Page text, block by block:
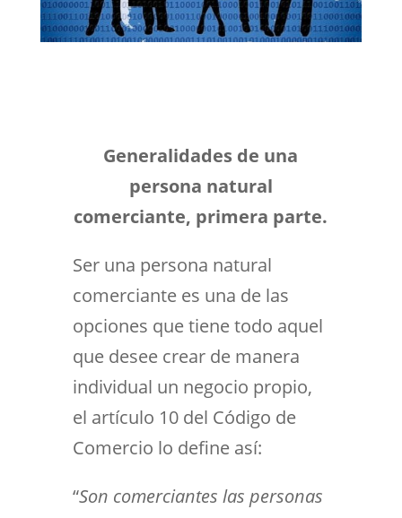
Generalidades de una
persona natural
comerciante, primera parte.
Ser una persona natural
comerciante es una de las
opciones que tiene todo aquel
que desee crear de manera
individual un negocio propio,
el artículo 10 del Código de
Comercio lo define así:
“Son comerciantes las personas